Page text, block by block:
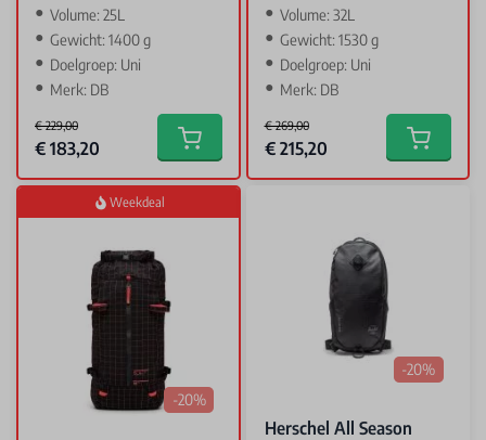
Volume: 25L
Gewicht: 1400 g
Doelgroep: Uni
Merk: DB
€ 229,00
Special Price
€ 183,20 Add to cart
Volume: 32L
Gewicht: 1530 g
Doelgroep: Uni
Merk: DB
€ 269,00
Special Price
€ 215,20 Add to
Weekdeal
-20%
-20%
Herschel All Season